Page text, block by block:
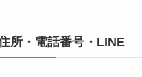
所・電話番号・LINE